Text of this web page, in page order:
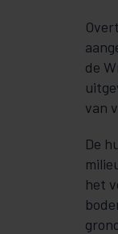
de
van
De
het